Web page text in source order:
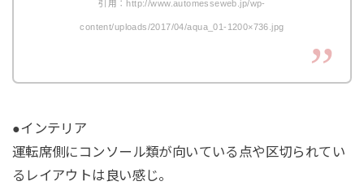
引用：http://www.automesseweb.jp/wp-
content/uploads/2017/04/aqua_01-1200×736.jpg
●インテリア
運転席側にコンソール類が向いている点や区切られてい
るレイアウトは良い感じ。